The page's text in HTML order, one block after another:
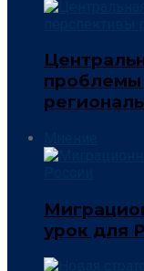
проблемы
урок для